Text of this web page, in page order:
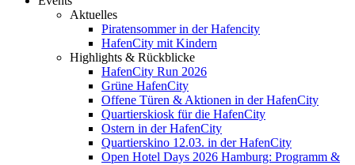
Aktuelles
Piratensommer in der Hafencity
HafenCity mit Kindern
Highlights & Rückblicke
HafenCity Run 2026
Grüne HafenCity
Offene Türen & Aktionen in der HafenCity
Quartierskiosk für die HafenCity
Ostern in der HafenCity
Quartierskino 12.03. in der HafenCity
Open Hotel Days 2026 Hamburg: Programm &